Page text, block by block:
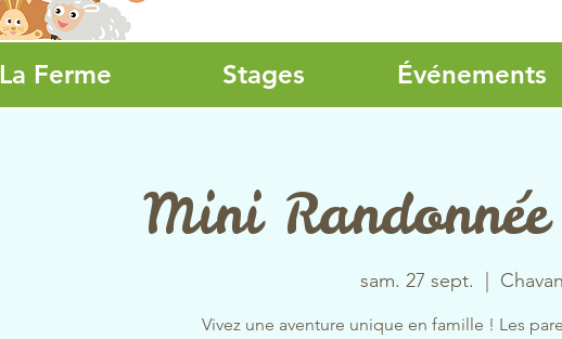
La Ferme Stages Événements
Mini
sam. 27 sept.
Vivez une aventure unique en famille ! Les